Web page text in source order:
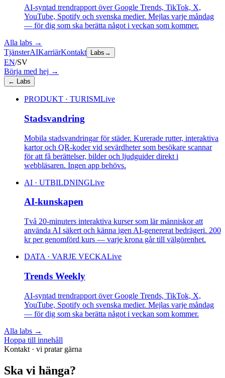
AI-syntad trendrapport över Google Trends, TikTok, X,
YouTube, Spotify och svenska medier. Mejlas varje måndag
— för dig som ska berätta något i veckan som kommer.
Alla labs →
TjänsterAIKarriärKontakt Labs →
EN/SV
Börja med hej →
← Labs
PRODUKT · TURISMLive
Stadsvandring
Mobila stadsvandringar för städer. Kurerade rutter, interaktiva
kartor och QR-koder vid sevärdheter som besökare scannar
för att få berättelser, bilder och ljudguider direkt i
webbläsaren. Ingen app behövs.
AI · UTBILDNINGLive
AI-kunskapen
Två 20-minuters interaktiva kurser som lär människor att
använda AI säkert och känna igen AI-genererat bedrägeri. 200
kr per genomförd kurs — varje krona går till välgörenhet.
DATA · VARJE VECKALive
Trends Weekly
AI-syntad trendrapport över Google Trends, TikTok, X,
YouTube, Spotify och svenska medier. Mejlas varje måndag
— för dig som ska berätta något i veckan som kommer.
Alla labs →
Hoppa till innehåll
Kontakt · vi pratar gärna
Ska vi hänga?